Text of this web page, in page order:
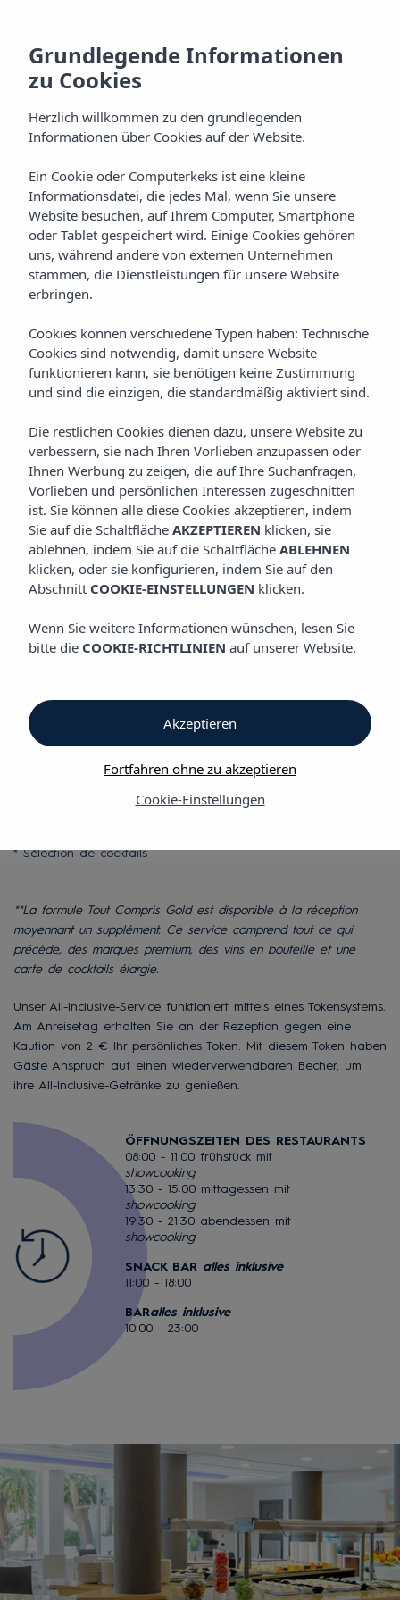
Alles Inklusive
Vibra San Remo Hotel
Ibiza
Bahía De San Antonio
Alles Inklusive
Alles Inklusive
Vibra San Remo Hotel
Buffet, die Lobby Bar und Poolbars zu genießen. Was ist
déjeuner, déjeuner et dîner)
* Divers en-cas du forfait tout compris
* Sélection de cocktails
**La formule Tout Compris Gold est disponible à la réception
moyennant un supplément. Ce service comprend tout ce qui
précède, des marques premium, des vins en bouteille et une
carte de cocktails élargie.
Unser All-Inclusive-Service funktioniert mittels eines Tokensystems.
Am Anreisetag erhalten Sie an der Rezeption gegen eine
Kaution von 2 € Ihr persönliches Token. Mit diesem Token haben
Gäste Anspruch auf einen wiederverwendbaren Becher, um
ihre All-Inclusive-Getränke zu genießen.
ÖFFNUNGSZEITEN DES RESTAURANTS
08:00 - 11:00 frühstück mit
showcooking
13:30 - 15:00 mittagessen mit
showcooking
19:30 - 21:30 abendessen mit
showcooking
SNACK BAR alles inklusive
11:00 - 18:00
BARalles inklusive
10:00 - 23:00
Grundlegende Informationen
zu Cookies
Herzlich willkommen zu den grundlegenden
Informationen über Cookies auf der Website.
Ein Cookie oder Computerkeks ist eine kleine
Informationsdatei, die jedes Mal, wenn Sie unsere
Website besuchen, auf Ihrem Computer, Smartphone
oder Tablet gespeichert wird. Einige Cookies gehören
uns, während andere von externen Unternehmen
stammen, die Dienstleistungen für unsere Website
erbringen.
Cookies können verschiedene Typen haben: Technische
Cookies sind notwendig, damit unsere Website
funktionieren kann, sie benötigen keine Zustimmung
und sind die einzigen, die standardmäßig aktiviert sind.
Die restlichen Cookies dienen dazu, unsere Website zu
verbessern, sie nach Ihren Vorlieben anzupassen oder
Ihnen Werbung zu zeigen, die auf Ihre Suchanfragen,
Vorlieben und persönlichen Interessen zugeschnitten
ist. Sie können alle diese Cookies akzeptieren, indem
Sie auf die Schaltfläche AKZEPTIEREN klicken, sie
ablehnen, indem Sie auf die Schaltfläche ABLEHNEN
klicken, oder sie konfigurieren, indem Sie auf den
Abschnitt COOKIE-EINSTELLUNGEN klicken.
Wenn Sie weitere Informationen wünschen, lesen Sie
bitte die COOKIE-RICHTLINIEN auf unserer Website.
Cookie-Einstellungen
Fortfahren ohne zu akzeptieren
Akzeptieren